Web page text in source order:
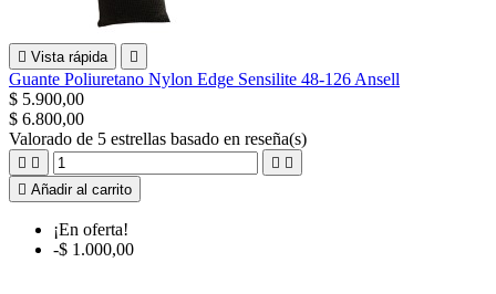
 Vista rápida 
Guante Poliuretano Nylon Edge Sensilite 48-126 Ansell
$ 5.900,00
$ 6.800,00
Valorado de 5 estrellas basado en reseña(s)
   
 Añadir al carrito
¡En oferta!
-$ 1.000,00